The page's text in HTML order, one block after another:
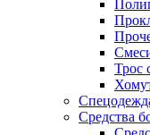
Трос
Средства